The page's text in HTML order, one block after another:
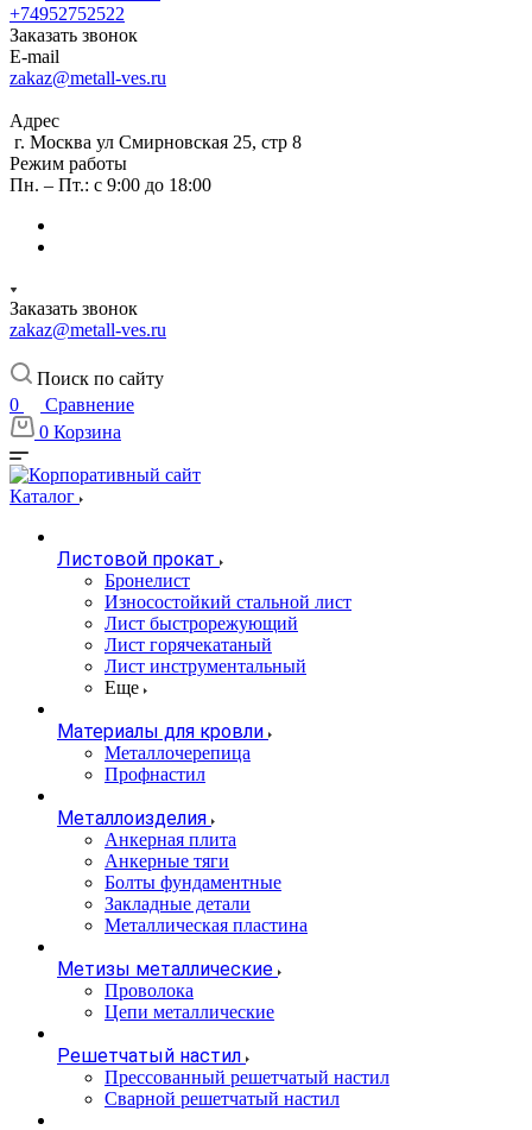
+74952752522
Заказать звонок
E-mail
zakaz@metall-ves.ru
Адрес
г. Москва ул Смирновская 25, стр 8
Режим работы
Пн. – Пт.: с 9:00 до 18:00
Заказать звонок
zakaz@metall-ves.ru
Поиск по сайту
0
Сравнение
0 Корзина
Каталог
Листовой прокат
Бронелист
Износостойкий стальной лист
Лист быстрорежующий
Лист горячекатаный
Лист инструментальный
Еще
Материалы для кровли
Металлочерепица
Профнастил
Металлоизделия
Анкерная плита
Анкерные тяги
Болты фундаментные
Закладные детали
Металлическая пластина
Метизы металлические
Проволока
Цепи металлические
Решетчатый настил
Прессованный решетчатый настил
Сварной решетчатый настил